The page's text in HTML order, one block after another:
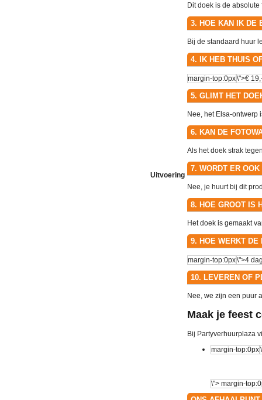
Uitvoering
Dit doek is de
3. HOE KAN IK DE
Bij de standaard huur
4. IK HEB THUIS
5. GLIMT HET
Nee, het Elsa-ontwerp
6. KAN DE
Als het doek strak
7. WORDT ER
Nee, je huurt bij dit
8. HOE GROOT IS
Het doek is gemaakt
9. HOE WERKT DE
10. LEVEREN OF
Nee, we zijn een puur
Maak je feest
Bij Partyverhuurplaza